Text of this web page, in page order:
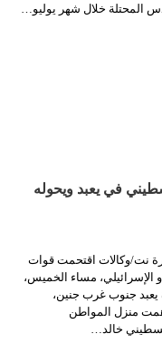
المحتلة خلال شهر يوليو…
في يعبد ويحوله
نت/وكالات اقتحمت قوات
الإسرائيلي، مساء الخميس،
يعبد جنوب غرب جنين،
منزل المواطن
خالد…